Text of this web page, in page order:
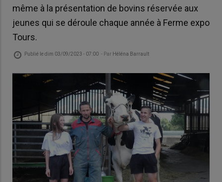
même à la présentation de bovins réservée aux
jeunes qui se déroule chaque année à Ferme expo
Tours.
Publié ledim 03/09/2023 - 07:00 - Par Héléna Barrault